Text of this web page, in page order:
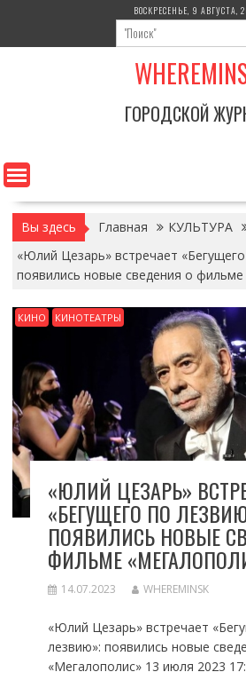
содержимому
ВОСКРЕСЕНЬЕ, 9 АВГУСТА,
ГОРОДСКОЙ
Вы здесь Главная КУЛЬТУРА
«Юлий Цезарь» встречает
появились новые сведения о
КИНО КИНОТЕАТРЫ
«ЮЛИЙ ЦЕЗАРЬ»
«БЕГУЩЕГО ПО
ПОЯВИЛИСЬ НОВЫЕ
ФИЛЬМЕ
14.07.2023 WHEREMINSK
«Юлий Цезарь» встречает
лезвию»: появились новые
«Мегалополис» 13 июля 2023